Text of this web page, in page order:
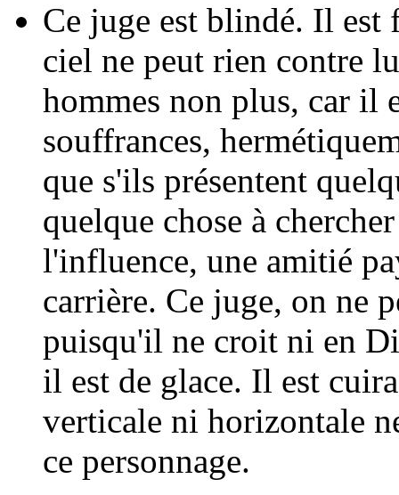
Ce juge est blindé. Il est
ciel ne peut rien contre
hommes non plus, car il
souffrances,
que s'ils présentent
quelque chose à
l'influence, une amitié
carrière. Ce juge, on ne
puisqu'il ne croit ni en
il est de glace. Il est
verticale ni horizontale
ce personnage.